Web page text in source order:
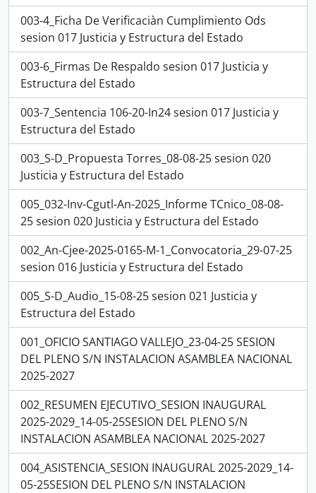
003-4_Ficha De Verificaciàn Cumplimiento Ods
sesion 017 Justicia y Estructura del Estado
003-6_Firmas De Respaldo sesion 017 Justicia y
Estructura del Estado
003-7_Sentencia 106-20-In24 sesion 017 Justicia y
Estructura del Estado
003_S-D_Propuesta Torres_08-08-25 sesion 020
Justicia y Estructura del Estado
005_032-Inv-Cgutl-An-2025_Informe TCnico_08-08-
25 sesion 020 Justicia y Estructura del Estado
002_An-Cjee-2025-0165-M-1_Convocatoria_29-07-25
sesion 016 Justicia y Estructura del Estado
005_S-D_Audio_15-08-25 sesion 021 Justicia y
Estructura del Estado
001_OFICIO SANTIAGO VALLEJO_23-04-25 SESION
DEL PLENO S/N INSTALACION ASAMBLEA NACIONAL
2025-2027
002_RESUMEN EJECUTIVO_SESION INAUGURAL
2025-2029_14-05-25SESION DEL PLENO S/N
INSTALACION ASAMBLEA NACIONAL 2025-2027
004_ASISTENCIA_SESION INAUGURAL 2025-2029_14-
05-25SESION DEL PLENO S/N INSTALACION